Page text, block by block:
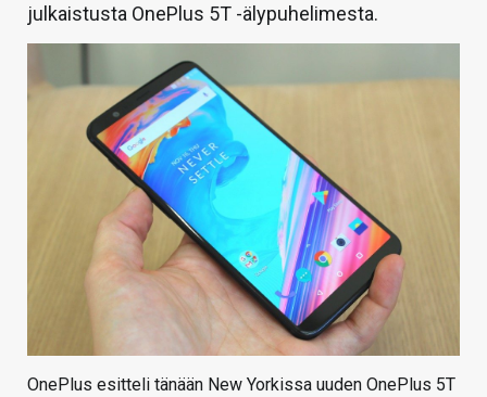
julkaistusta OnePlus 5T -älypuhelimesta.
OnePlus esitteli tänään New Yorkissa uuden OnePlus 5T